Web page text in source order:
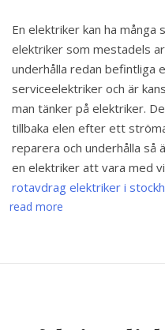
En elektriker kan ha
elektriker som mestadels
underhålla redan befintliga
serviceelektriker och är
man tänker på elektriker.
tillbaka elen efter ett
reparera och underhålla
en elektriker att vara med
rotavdrag elektriker i
read more